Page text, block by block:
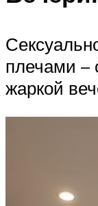
плечами –
жаркой